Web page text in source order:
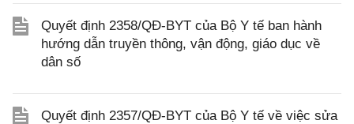
Quyết định 2358/QĐ-BYT của Bộ Y tế ban hành
hướng dẫn truyền thông, vận động, giáo dục về
dân số
Quyết định 2357/QĐ-BYT của Bộ Y tế về việc sửa